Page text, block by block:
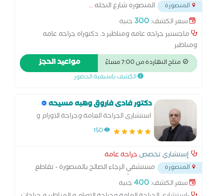
المنصورة المنصوره شارع النخله...
سعر الكشف:300 جنيه
ماجستير جراحه عامه ومناظير د. دكتوراه جراحه عامه
ومناظير
متاح النهاردة من 7:00 مساءً مواعيد الحجز
الكشف باسبقية الحضور
دكتور فادى فاروق وهبه مسيحه
استشارى الجراحة العامة وجراحة الاورام و
المناظير و جراحات القولون و المستقيم و
150
إستشاري تخصص جراحة عامة
المنصورة
مستشفي الرجاء الصالح بالمنصورة - تقاطع
شارع جيهان و شارع الترعة أمام الدفاع المدني
سعر الكشف:400جنيه